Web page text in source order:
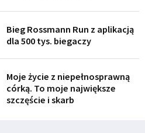
Bieg Rossmann Run z aplikacją
dla 500 tys. biegaczy
Moje życie z niepełnosprawną
córką. To moje największe
szczęście i skarb